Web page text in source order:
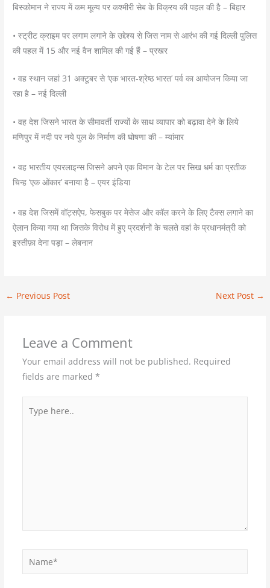
बिस्कोमान ने राज्य में कम मूल्य पर कश्मीरी सेब के विक्रय की पहल की है – बिहार
• स्ट्रीट क्राइम पर लगाम लगाने के उद्देश्य से जिस नाम से आरंभ की गई दिल्ली पुलिस
की पहल में 15 और नई वैन शामिल की गई हैं – प्रखर
• वह स्थान जहां 31 अक्टूबर से ‘एक भारत-श्रेष्ठ भारत’ पर्व का आयोजन किया जा
रहा है – नई दिल्ली
• वह देश जिसने भारत के सीमावर्ती राज्यों के साथ व्यापार को बढ़ावा देने के लिये
मणिपुर में नदी पर नये पुल के निर्माण की घोषणा की – म्यांमार
• वह भारतीय एयरलाइन्स जिसने अपने एक विमान के टेल पर सिख धर्म का प्रतीक
चिन्ह ‘एक ओंकार’ बनाया है – एयर इंडिया
• वह देश जिसमें वॉट्सऐप, फेसबुक पर मेसेज और कॉल करने के लिए टैक्स लगाने का
ऐलान किया गया था जिसके विरोध में हुए प्रदर्शनों के चलते वहां के प्रधानमंत्री को
इस्तीफ़ा देना पड़ा – लेबनान
← Previous Post Next Post →
Leave a Comment
Your email address will not be published. Required
fields are marked *
here..